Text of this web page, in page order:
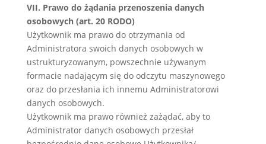
VII. Prawo do żądania przenoszenia danych
osobowych (art. 20 RODO)
Użytkownik ma prawo do otrzymania od
Administratora swoich danych osobowych w
ustrukturyzowanym, powszechnie używanym
formacie nadającym się do odczytu maszynowego
oraz do przesłania ich innemu Administratorowi
danych osobowych.
Użytkownik ma prawo również zażądać, aby to
Administrator danych osobowych przesłał